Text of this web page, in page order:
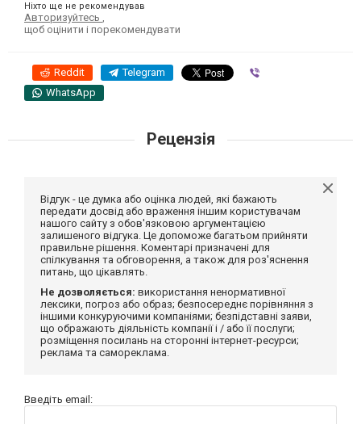
Ніхто ще не рекомендував
Авторизуйтесь ,
щоб оцінити і порекомендувати
Reddit Telegram
WhatsApp
Рецензія
Відгук - це думка або оцінка людей, які бажають
передати досвід або враження іншим користувачам
нашого сайту з обов'язковою аргументацією
залишеного відгука. Це допоможе багатьом прийняти
правильне рішення. Коментарі призначені для
спілкування та обговорення, а також для роз'яснення
питань, що цікавлять.
Не дозволяється: використання ненормативної
лексики, погроз або образ; безпосереднє порівняння з
іншими конкуруючими компаніями; безпідставні заяви,
що ображають діяльність компанії і / або її послуги;
розміщення посилань на сторонні інтернет-ресурси;
реклама та самореклама.
Введіть email: